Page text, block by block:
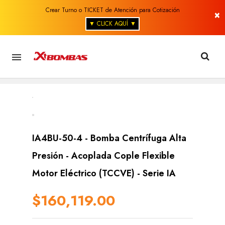
×
Crear Turno o TICKET de Atención para Cotización
▼ CLICK AQUÍ ▼

IA4BU-50-4 - Bomba Centrífuga Alta
Presión - Acoplada Cople Flexible
Motor Eléctrico (TCCVE) - Serie IA
$160,119.00